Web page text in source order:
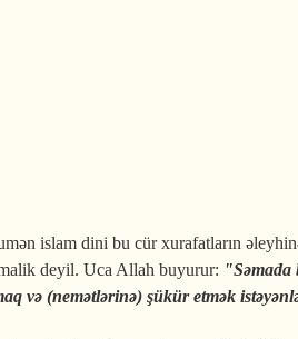
islam dini bu cür xurafatların
deyil. Uca Allah buyurur: "Səmada
və (nemətlərinə) şükür etmək